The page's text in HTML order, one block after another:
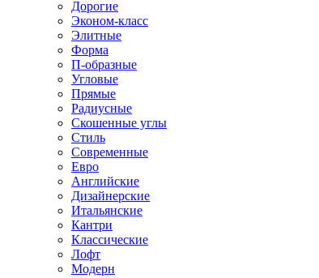
Дорогие
Эконом-класс
Элитные
Форма
П-образные
Угловые
Прямые
Радиусные
Скошенные углы
Стиль
Современные
Евро
Английские
Дизайнерские
Итальянские
Кантри
Классические
Лофт
Модерн